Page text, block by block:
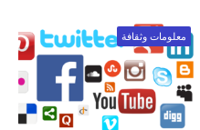
معلومات وثقافة